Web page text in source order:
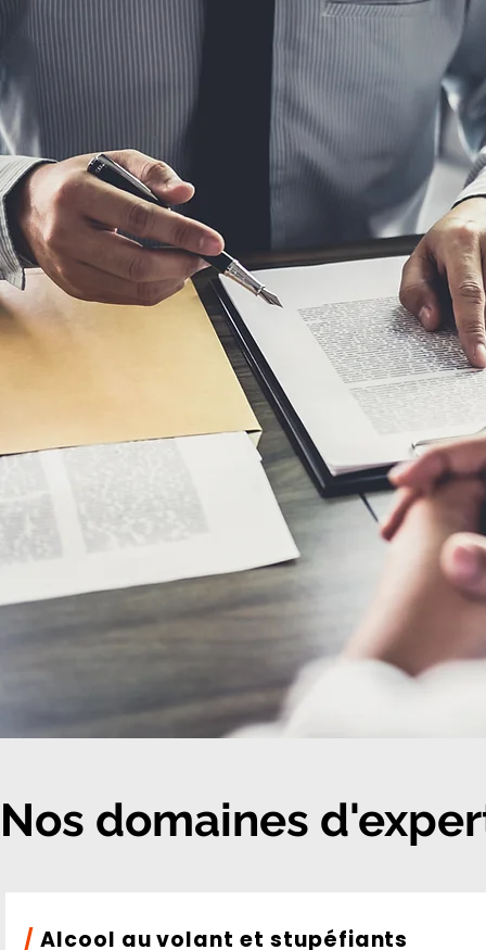
Nos domaines
/ Alcool au volant et stupéfiants